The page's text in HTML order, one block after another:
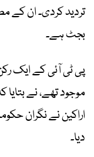
تردید کردی۔ ان کے
بجٹ ہے۔
پی ٹی آئی کے ایک
موجود تھے، نے
دیا۔